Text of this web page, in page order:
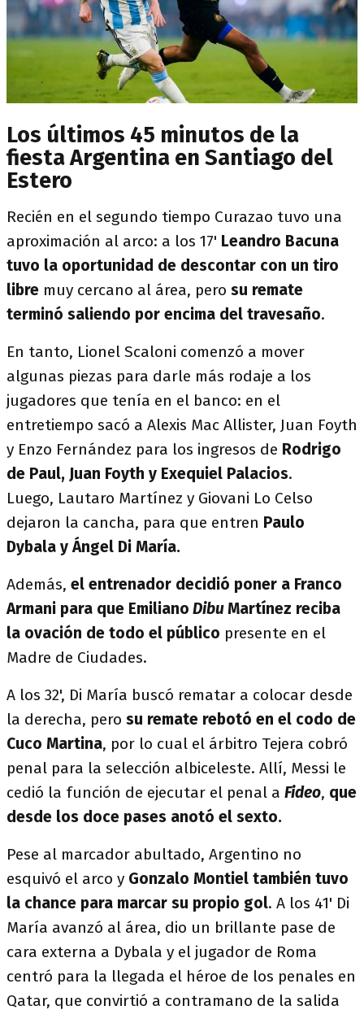
Los últimos 45 minutos de la
fiesta Argentina en Santiago del
Estero
Recién en el segundo tiempo Curazao tuvo una
aproximación al arco: a los 17' Leandro Bacuna
tuvo la oportunidad de descontar con un tiro
libre muy cercano al área, pero su remate
terminó saliendo por encima del travesaño.
En tanto, Lionel Scaloni comenzó a mover
algunas piezas para darle más rodaje a los
jugadores que tenía en el banco: en el
entretiempo sacó a Alexis Mac Allister, Juan Foyth
y Enzo Fernández para los ingresos de Rodrigo
de Paul, Juan Foyth y Exequiel Palacios.
Luego, Lautaro Martínez y Giovani Lo Celso
dejaron la cancha, para que entren Paulo
Dybala y Ángel Di María.
Además, el entrenador decidió poner a Franco
Armani para que Emiliano DibuMartínez reciba
la ovación de todo el público presente en el
Madre de Ciudades.
A los 32', Di María buscó rematar a colocar desde
la derecha, pero su remate rebotó en el codo de
Cuco Martina, por lo cual el árbitro Tejera cobró
penal para la selección albiceleste. Allí, Messi le
cedió la función de ejecutar el penal a Fideo, que
desde los doce pases anotó el sexto.
Pese al marcador abultado, Argentino no
esquivó el arco y Gonzalo Montiel también tuvo
la chance para marcar su propio gol. A los 41' Di
María avanzó al área, dio un brillante pase de
cara externa a Dybala y el jugador de Roma
centró para la llegada el héroe de los penales en
Qatar, que convirtió a contramano de la salida